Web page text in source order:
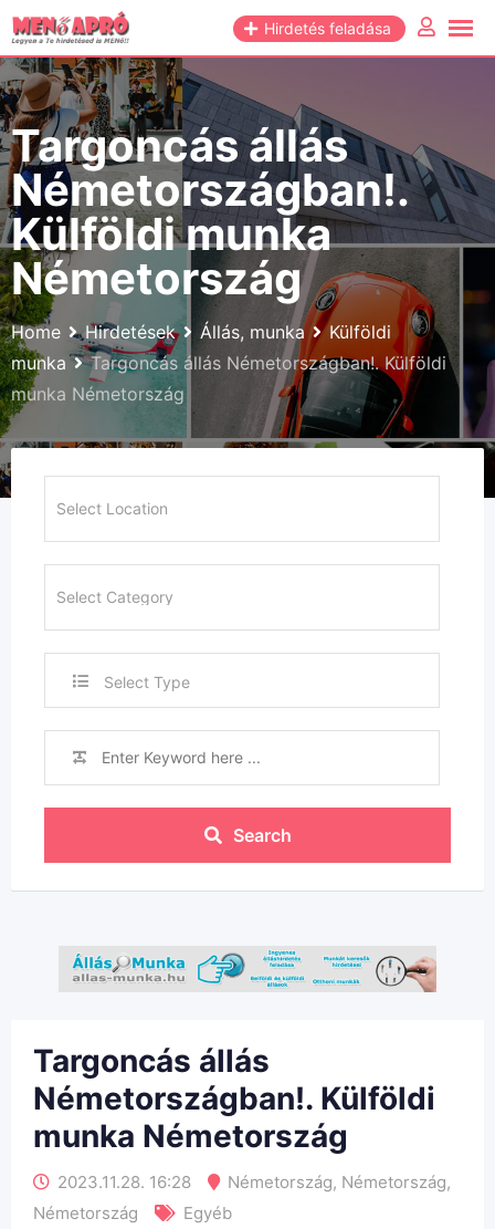
Skip
to
content
Hirdetés feladása
Targoncás állás
Németországban!.
Külföldi munka
Németország
Home Hirdetések Állás, munka
Külföldi
munka
Targoncás állás Németországban!. Külföldi
munka Németország
Select Type
Search
Targoncás állás
Németországban!. Külföldi
munka Németország
2023.11.28. 16:28 Németország, Németország,
Németország
Egyéb